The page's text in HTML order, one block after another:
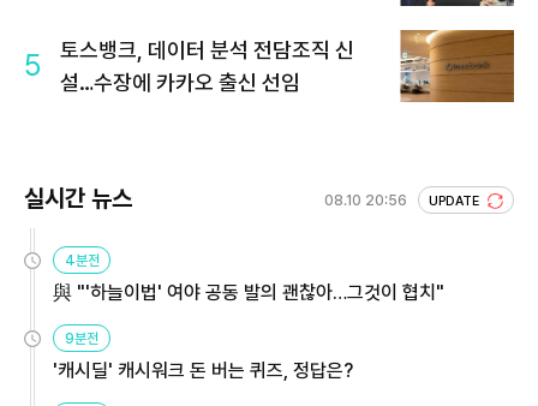
5
토스뱅크, 데이터 분석 전담조직 신
설…수장에 카카오 출신 선임
실시간 뉴스 08.10 20:56 UPDATE
4분전
與 "'하늘이법' 여야 공동 발의 괜찮아…그것이 협치"
9분전
'캐시딜' 캐시워크 돈 버는 퀴즈, 정답은?